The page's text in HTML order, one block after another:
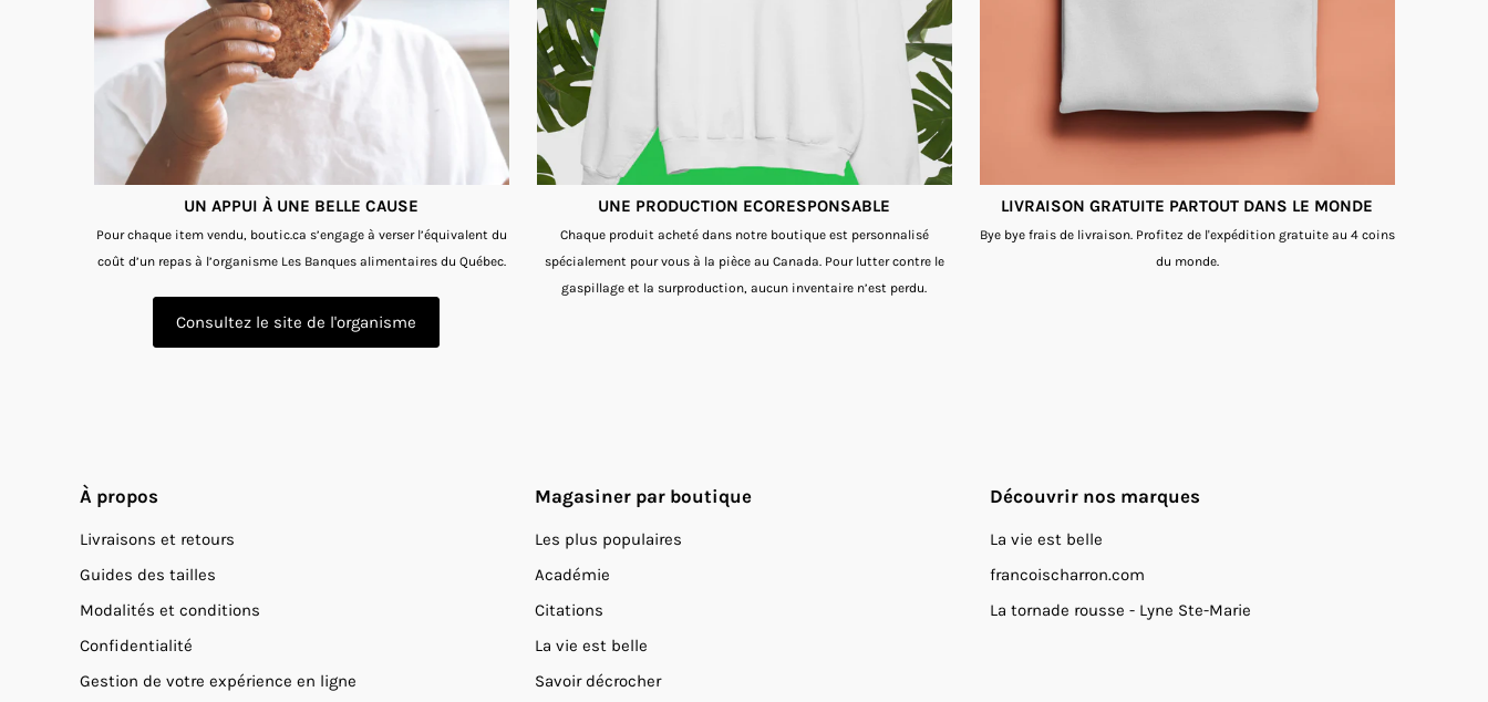
UN APPUI À UNE BELLE CAUSE
Pour chaque item vendu, boutic.ca s’engage à verser l’équivalent du
coût d’un repas à l’organisme Les Banques alimentaires du Québec.
Consultez le site de l'organisme
UNE PRODUCTION ECORESPONSABLE
Chaque produit acheté dans notre boutique est personnalisé
spécialement pour vous à la pièce au Canada. Pour lutter contre le
gaspillage et la surproduction, aucun inventaire n’est perdu.
LIVRAISON GRATUITE PARTOUT DANS LE MONDE
Bye bye frais de livraison. Profitez de l'expédition gratuite au 4 coins
du monde.
À propos
Livraisons et retours
Guides des tailles
Modalités et conditions
Confidentialité
Gestion de votre expérience en ligne
Magasiner par boutique
Les plus populaires
Académie
Citations
La vie est belle
Savoir décrocher
Découvrir nos marques
La vie est belle
francoischarron.com
La tornade rousse - Lyne Ste-Marie